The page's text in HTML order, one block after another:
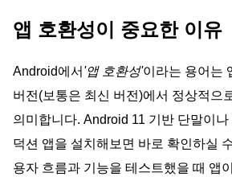
앱 호환성이 중요한 이유
Android에서 '앱 호환성'이라는 용어는
버전(보통은 최신 버전)에서 정상적으
의미합니다. Android 11 기반 단말이
덕션 앱을 설치해보면 바로 확인하실
용자 흐름과 기능을 테스트했을 때 앱